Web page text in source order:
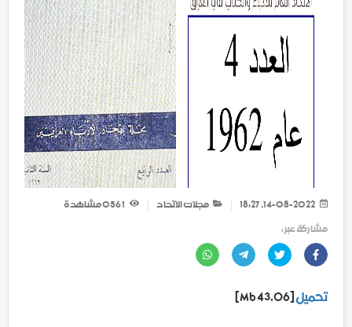
مجلات الاتحاد
مشاهدة
مشاركة عبر :
تحميل[43.06 Mb]